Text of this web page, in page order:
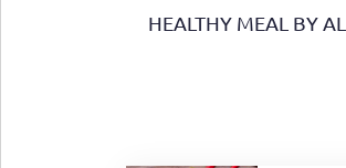
HEALTHY MEAL BY